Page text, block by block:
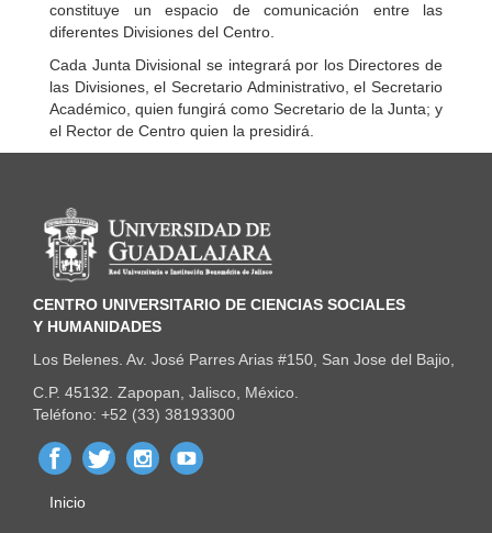
constituye un espacio de comunicación entre las
diferentes Divisiones del Centro.
Cada Junta Divisional se integrará por los Directores de
las Divisiones, el Secretario Administrativo, el Secretario
Académico, quien fungirá como Secretario de la Junta; y
el Rector de Centro quien la presidirá.
Información del portal
CENTRO UNIVERSITARIO DE CIENCIAS SOCIALES
Y HUMANIDADES
Los Belenes. Av. José Parres Arias #150, San Jose del Bajio,
C.P. 45132. Zapopan, Jalisco, México.
Teléfono: +52 (33) 38193300
Menú
Inicio